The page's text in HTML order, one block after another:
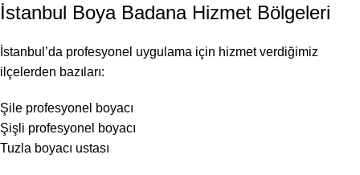
İstanbul Boya Badana Hizmet Bölgeleri
İstanbul’da profesyonel uygulama için hizmet verdiğimiz
ilçelerden bazıları:
Şile profesyonel boyacı
Şişli profesyonel boyacı
Tuzla boyacı ustası